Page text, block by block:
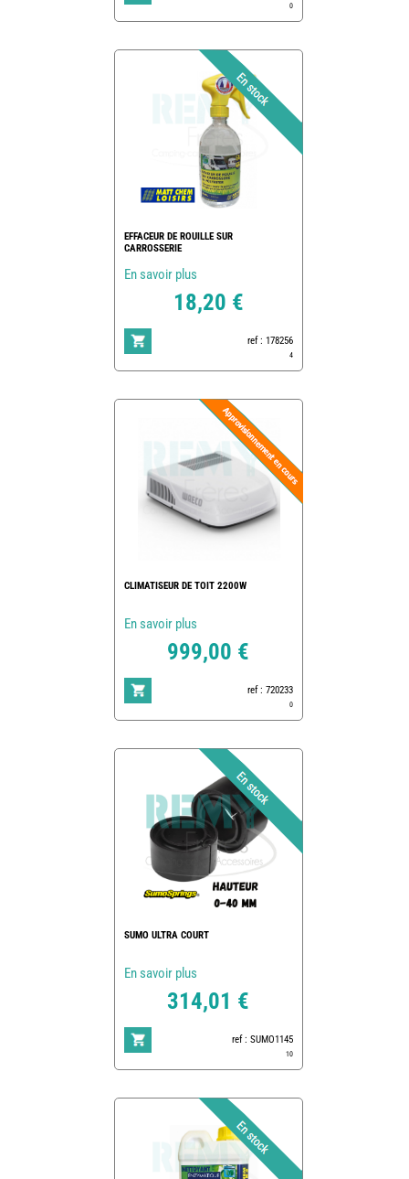
0
EFFACEUR DE ROUILLE SUR
CARROSSERIE
En savoir plus
18,20 €
ref : 178256
4
CLIMATISEUR DE TOIT 2200W
En savoir plus
999,00 €
ref : 720233
0
SUMO ULTRA COURT
En savoir plus
314,01 €
ref : SUMO1145
10